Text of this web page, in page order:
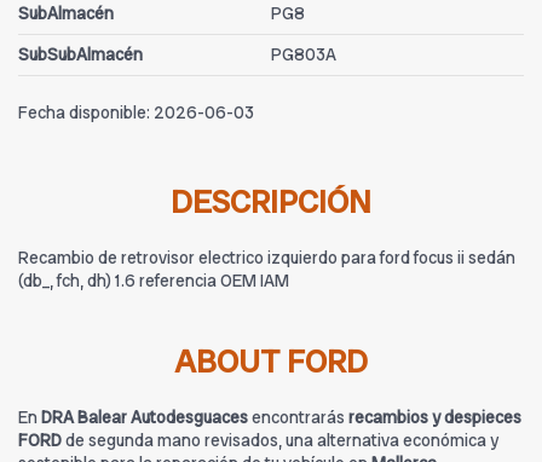
SubAlmacén
PG8
SubSubAlmacén
PG803A
Fecha disponible: 2026-06-03
DESCRIPCIÓN
Recambio de retrovisor electrico izquierdo para ford focus ii sedán
(db_, fch, dh) 1.6 referencia OEM IAM
ABOUT FORD
En DRA Balear Autodesguacesencontrarás recambios y despieces
FORDde segunda mano revisados, una alternativa económica y